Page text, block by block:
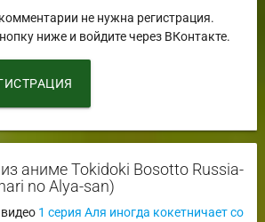
не нужна регистрация.
ниже и войдите через ВКонтакте.
аниме Tokidoki Bosotto Russia-
no Alya-san)
1 серия Аля иногда кокетничает со